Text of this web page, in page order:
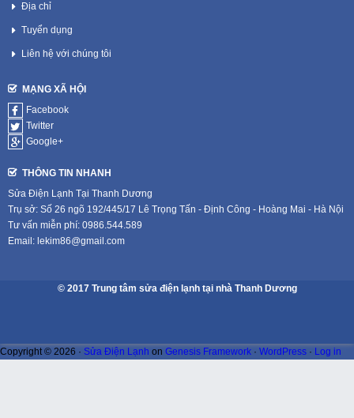
Địa chỉ
Tuyển dụng
Liên hệ với chúng tôi
MẠNG XÃ HỘI
Facebook
Twitter
Google+
THÔNG TIN NHANH
Sửa Điện Lạnh Tại Thanh Dương
Trụ sở: Số 26 ngõ 192/445/17 Lê Trọng Tấn - Định Công - Hoàng Mai - Hà Nội
Tư vấn miễn phí: 0986.544.589
Email: lekim86@gmail.com
© 2017 Trung tâm sửa điện lạnh tại nhà Thanh Dương
Copyright © 2026 · Sửa Điện Lạnh on Genesis Framework · WordPress · Log in